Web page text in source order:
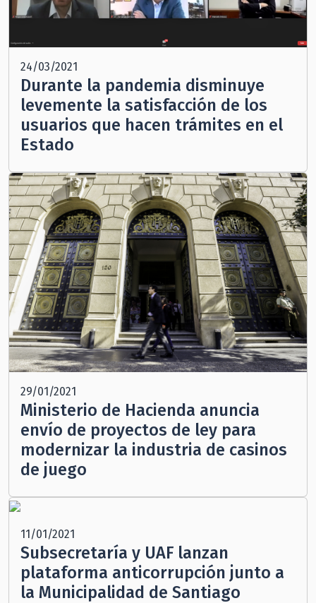
24/03/2021
Durante la pandemia disminuye
levemente la satisfacción de los
usuarios que hacen trámites en el
Estado
29/01/2021
Ministerio de Hacienda anuncia
envío de proyectos de ley para
modernizar la industria de casinos
de juego
11/01/2021
Subsecretaría y UAF lanzan
plataforma anticorrupción junto a
la Municipalidad de Santiago